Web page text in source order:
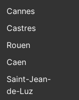
Cannes
Castres
Rouen
Caen
Saint-Jean-
de-Luz